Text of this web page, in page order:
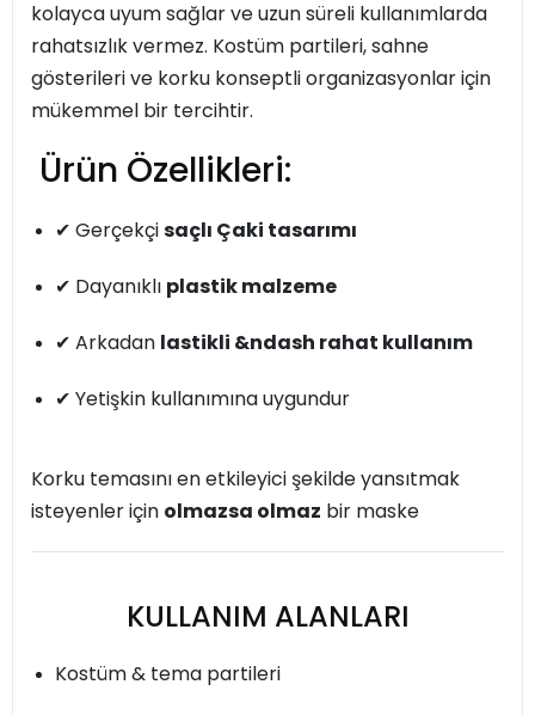
kolayca uyum sağlar ve uzun süreli kullanımlarda
rahatsızlık vermez. Kostüm partileri, sahne
gösterileri ve korku konseptli organizasyonlar için
mükemmel bir tercihtir.
Ürün Özellikleri:
✔ Gerçekçisaçlı Çaki tasarımı
✔ Dayanıklı plastik malzeme
✔ Arkadan lastikli &ndash rahat kullanım
✔ Yetişkin kullanımına uygundur
Korku temasını en etkileyici şekilde yansıtmak
isteyenler için olmazsa olmaz bir maske
KULLANIM ALANLARI
Kostüm & tema partileri